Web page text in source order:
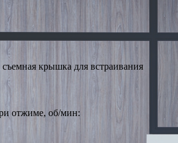
съемная крышка для встраивания
отжиме, об/мин: